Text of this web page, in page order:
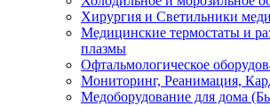
Хирургия и Светильники
Медицинские термостаты и
плазмы
Офтальмологическое
Мониторинг, Реанимация,
Медоборудование для дома